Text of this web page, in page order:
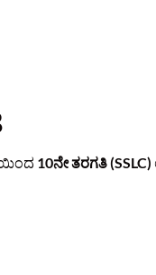
10ನೇ ತರಗತಿ (SSLC)